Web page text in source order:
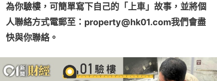
為你驗樓，可簡單寫下自己的「上車」故事，並將個
人聯絡方式電郵至：property@hk01.com我們會盡
快與你聯絡。